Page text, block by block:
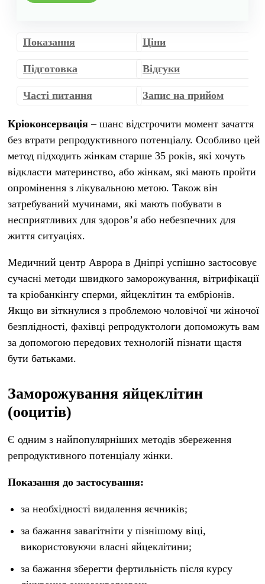
Показання
Підготовка
Часті питання
Ціни
Відгуки
Запис на прийом
Кріоконсервація – шанс відстрочити момент зачаття
без втрати репродуктивного потенціалу. Особливо цей
метод підходить жінкам старше 35 років, які хочуть
відкласти материнство, або жінкам, які мають пройти
опромінення з лікувальною метою. Також він
затребуваний мучинами, які мають побувати в
несприятливих для здоров’я або небезпечних для
життя ситуаціях.
Медичний центр Аврора в Дніпрі успішно застосовує
сучасні методи швидкого заморожування, вітрифікації
та кріобанкінгу сперми, яйцеклітин та ембріонів.
Якщо ви зіткнулися з проблемою чоловічої чи жіночої
безплідності, фахівці репродуктологи допоможуть вам
за допомогою передових технологій пізнати щастя
бути батьками.
Заморожування яйцеклітин
(ооцитів)
Є одним з найпопулярніших методів збереження
репродуктивного потенціалу жінки.
Показання до застосування:
за необхідності видалення яєчників;
за бажання завагітніти у пізнішому віці,
використовуючи власні яйцеклітини;
за бажання зберегти фертильність після курсу